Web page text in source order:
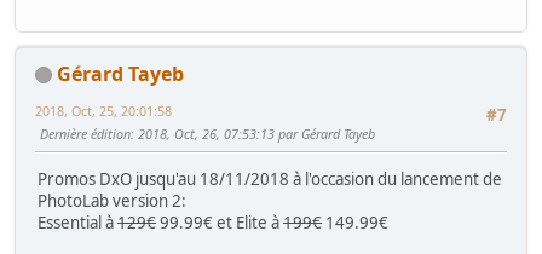
Gérard Tayeb
#7
2018, Oct, 25, 20:01:58
Dernière édition: 2018, Oct, 26, 07:53:13 par Gérard Tayeb
Promos DxO jusqu'au 18/11/2018 à l'occasion du lancement de
PhotoLab version 2:
Essential à129€99.99€ et Elite à199€ 149.99€